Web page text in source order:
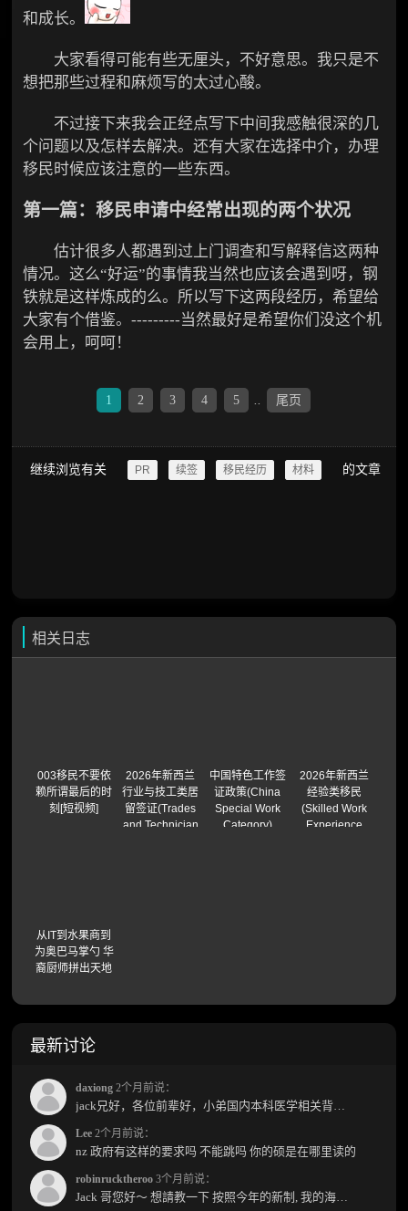
和成长。
大家看得可能有些无厘头，不好意思。我只是不
想把那些过程和麻烦写的太过心酸。
不过接下来我会正经点写下中间我感触很深的几
个问题以及怎样去解决。还有大家在选择中介，办理
移民时候应该注意的一些东西。
第一篇：移民申请中经常出现的两个状况
估计很多人都遇到过上门调查和写解释信这两种
情况。这么“好运”的事情我当然也应该会遇到呀，钢
铁就是这样炼成的么。所以写下这两段经历，希望给
大家有个借鉴。---------当然最好是希望你们没这个机
会用上，呵呵！
1 2 3 4 5 尾页
继续浏览有关 PR 续签 移民经历 材料 的文章
相关日志
003移民不要依
赖所谓最后的时
刻[短视频]
2026年新西兰
行业与技工类居
留签证(Trades
and Technician
中国特色工作签
证政策(China
Special Work
Category)
2026年新西兰
经验类移民
(Skilled Work
Experience
从IT到水果商到
为奥巴马掌勺 华
裔厨师拼出天地
最新讨论
daxiong 2个月前说：
Lee 2个月前说：
nz 政府有这样的要求吗 不能跳吗 你的硕是在哪里读的
robinrucktheroo 3个月前说：